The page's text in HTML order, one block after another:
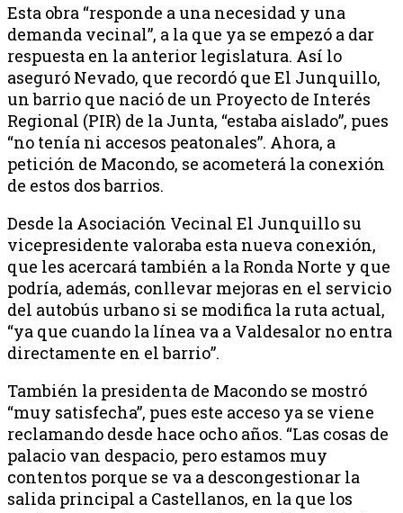
Esta obra “responde a una necesidad y una
demanda vecinal”, a la que ya se empezó a dar
respuesta en la anterior legislatura. Así lo
aseguró Nevado, que recordó que El Junquillo,
un barrio que nació de un Proyecto de Interés
Regional (PIR) de la Junta, “estaba aislado”, pues
“no tenía ni accesos peatonales”. Ahora, a
petición de Macondo, se acometerá la conexión
de estos dos barrios.
Desde la Asociación Vecinal El Junquillo su
vicepresidente valoraba esta nueva conexión,
que les acercará también a la Ronda Norte y que
podría, además, conllevar mejoras en el servicio
del autobús urbano si se modifica la ruta actual,
“ya que cuando la línea va a Valdesalor no entra
directamente en el barrio”.
También la presidenta de Macondo se mostró
“muy satisfecha”, pues este acceso ya se viene
reclamando desde hace ocho años. “Las cosas de
palacio van despacio, pero estamos muy
contentos porque se va a descongestionar la
salida principal a Castellanos, en la que los